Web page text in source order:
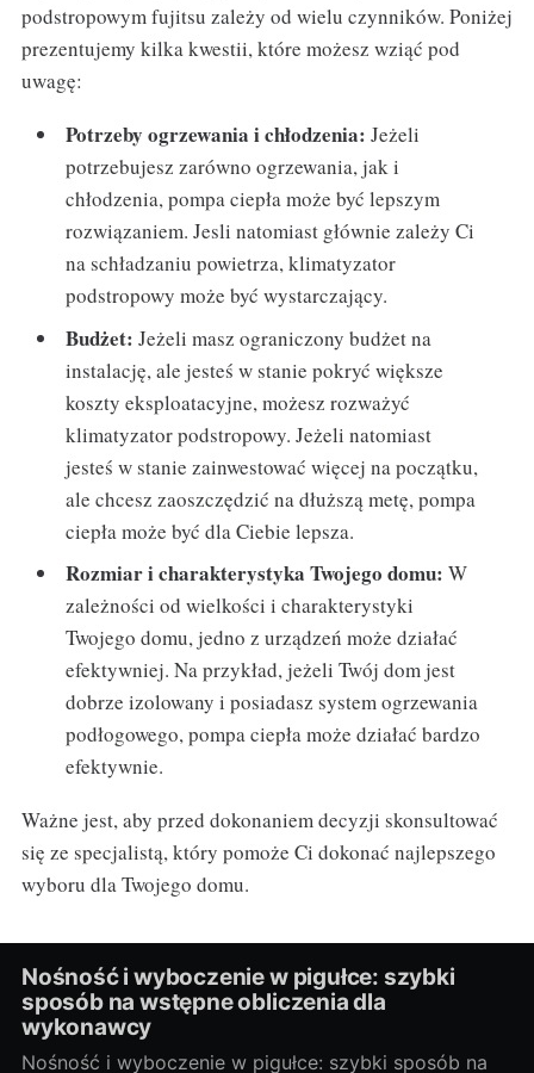
podstropowym fujitsu zależy od wielu czynników. Poniżej
prezentujemy kilka kwestii, które możesz wziąć pod
uwagę:
Potrzeby ogrzewania i chłodzenia: Jeżeli
potrzebujesz zarówno ogrzewania, jak i
chłodzenia, pompa ciepła może być lepszym
rozwiązaniem. Jesli natomiast głównie zależy Ci
na schładzaniu powietrza, klimatyzator
podstropowy może być wystarczający.
Budżet: Jeżeli masz ograniczony budżet na
instalację, ale jesteś w stanie pokryć większe
koszty eksploatacyjne, możesz rozważyć
klimatyzator podstropowy. Jeżeli natomiast
jesteś w stanie zainwestować więcej na początku,
ale chcesz zaoszczędzić na dłuższą metę, pompa
ciepła może być dla Ciebie lepsza.
Rozmiar i charakterystyka Twojego domu: W
zależności od wielkości i charakterystyki
Twojego domu, jedno z urządzeń może działać
efektywniej. Na przykład, jeżeli Twój dom jest
dobrze izolowany i posiadasz system ogrzewania
podłogowego, pompa ciepła może działać bardzo
efektywnie.
Ważne jest, aby przed dokonaniem decyzji skonsultować
się ze specjalistą, który pomoże Ci dokonać najlepszego
wyboru dla Twojego domu.
Nośność i wyboczenie w pigułce: szybki
sposób na wstępne obliczenia dla
wykonawcy
Nośność i wyboczenie w pigułce: szybki sposób na